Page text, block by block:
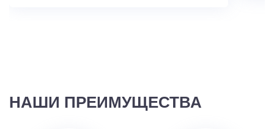
НАШИ ПРЕИМУЩЕСТВА